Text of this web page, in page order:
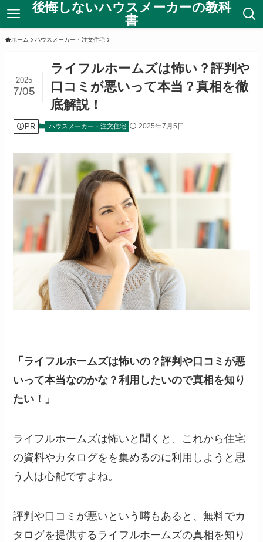
後悔しないハウスメーカーの教科
書
ホーム ハウスメーカー・注文住宅
ライフルホームズは怖い？評判や
口コミが悪いって本当？真相を徹
底解説！
2025
7/05
PR ハウスメーカー・注文住宅 2025年7月5日
「ライフルホームズは怖いの？評判や口コミが悪
いって本当なのかな？利用したいので真相を知り
たい！」
ライフルホームズは怖いと聞くと、これから住宅
の資料やカタログをを集めるのに利用しようと思
う人は心配ですよね。
評判や口コミが悪いという噂もあると、無料でカ
タログを提供するライフルホームズの真相を知り